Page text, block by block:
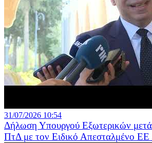
31/07/2026 10:54
Δήλωση Υπουργού Εξωτερικών
ΠτΔ με τον Ειδικό Απεσταλμένο ΕΕ